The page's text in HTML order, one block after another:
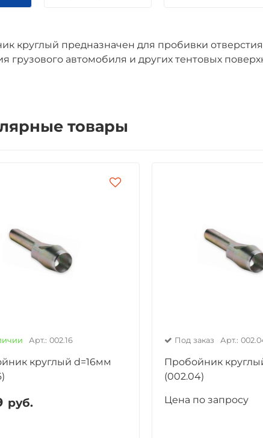
круглый предназначен для пробивки
грузового автомобиля и других тентовых
товары
Арт.: 002.16
круглый d=16мм
руб.
Под заказ Арт.:
Пробойник
(002.04)
Цена по запросу